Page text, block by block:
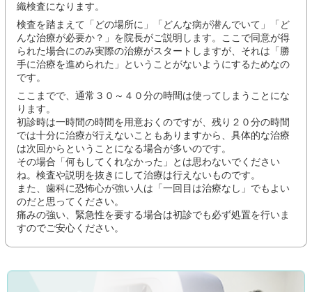
織検査になります。
検査を踏まえて「どの場所に」「どんな病が潜んでいて」「ど
んな治療が必要か？」を院長がご説明します。ここで同意が得
られた場合にのみ実際の治療がスタートしますが、それは「勝
手に治療を進められた」ということがないようにするためなの
です。
ここまでで、通常３０～４０分の時間は使ってしまうことにな
ります。
初診時は一時間の時間を用意おくのですが、残り２０分の時間
では十分に治療が行えないこともありますから、具体的な治療
は次回からということになる場合が多いのです。
その場合「何もしてくれなかった」とは思わないでください
ね。検査や説明を抜きにして治療は行えないものです。
また、歯科に恐怖心が強い人は「一回目は治療なし」でもよい
のだと思ってください。
痛みの強い、緊急性を要する場合は初診でも必ず処置を行いま
すのでご安心ください。